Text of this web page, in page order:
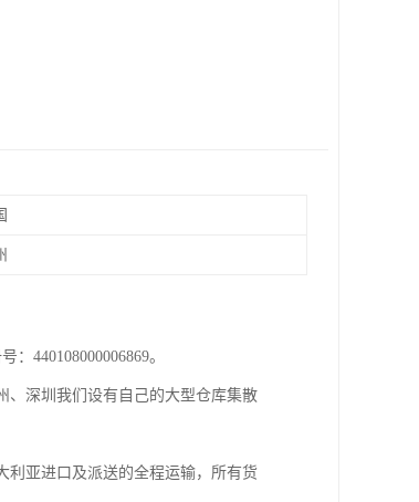
440108000006869。
、深圳我们设有自己的大型仓库集散
利亚进口及派送的全程运输，所有货